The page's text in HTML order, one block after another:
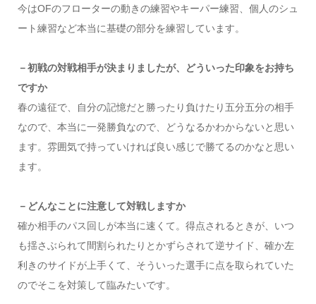
今はOFのフローターの動きの練習やキーパー練習、個人のシュ
ート練習など本当に基礎の部分を練習しています。
－初戦の対戦相手が決まりましたが、どういった印象をお持ち
ですか
春の遠征で、自分の記憶だと勝ったり負けたり五分五分の相手
なので、本当に一発勝負なので、どうなるかわからないと思い
ます。雰囲気で持っていければ良い感じで勝てるのかなと思い
ます。
－どんなことに注意して対戦しますか
確か相手のパス回しが本当に速くて。得点されるときが、いつ
も揺さぶられて間割られたりとかずらされて逆サイド、確か左
利きのサイドが上手くて、そういった選手に点を取られていた
のでそこを対策して臨みたいです。